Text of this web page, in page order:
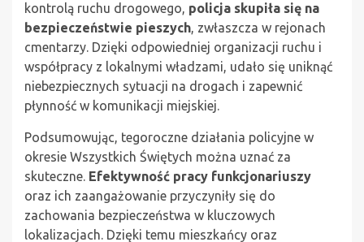
kontrolą ruchu drogowego, policja skupiła się na
bezpieczeństwie pieszych, zwłaszcza w rejonach
cmentarzy. Dzięki odpowiedniej organizacji ruchu i
współpracy z lokalnymi władzami, udało się uniknąć
niebezpiecznych sytuacji na drogach i zapewnić
płynność w komunikacji miejskiej.
Podsumowując, tegoroczne działania policyjne w
okresie Wszystkich Świętych można uznać za
skuteczne. Efektywność pracy funkcjonariuszy
oraz ich zaangażowanie przyczyniły się do
zachowania bezpieczeństwa w kluczowych
lokalizacjach. Dzięki temu mieszkańcy oraz